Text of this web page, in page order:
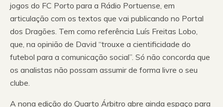
jogos do FC Porto para a Rádio Portuense, em
articulação com os textos que vai publicando no Portal
dos Dragões. Tem como referência Luís Freitas Lobo,
que, na opinião de David “trouxe a cientificidade do
futebol para a comunicação social”. Só não concorda que
os analistas não possam assumir de forma livre o seu
clube.
A nona edição do Quarto Árbitro abre ainda espaço para